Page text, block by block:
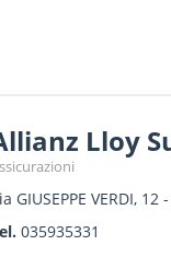
Lloy
GIUSEPPE VERDI, 12-
035935331